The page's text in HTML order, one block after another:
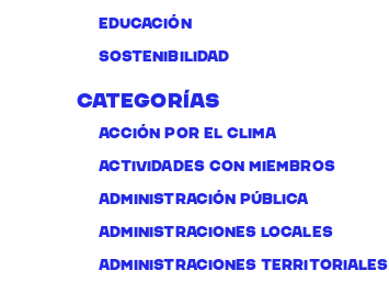
Educación
Sostenibilidad
Categorías
Acción por el clima
Actividades con miembros
administración pública
Administraciones locales
Administraciones territoriales